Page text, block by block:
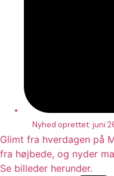
Nyhed oprettet: juni
Glimt fra hverdagen på
fra højbede, og nyder
Se billeder herunder.